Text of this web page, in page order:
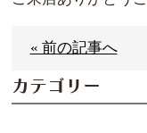
« 前の記事へ
カテゴリー